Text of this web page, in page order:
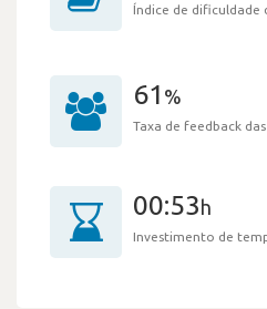
Índice de dificuldade
61 %
Taxa de feedback
00:53h
Investimento de